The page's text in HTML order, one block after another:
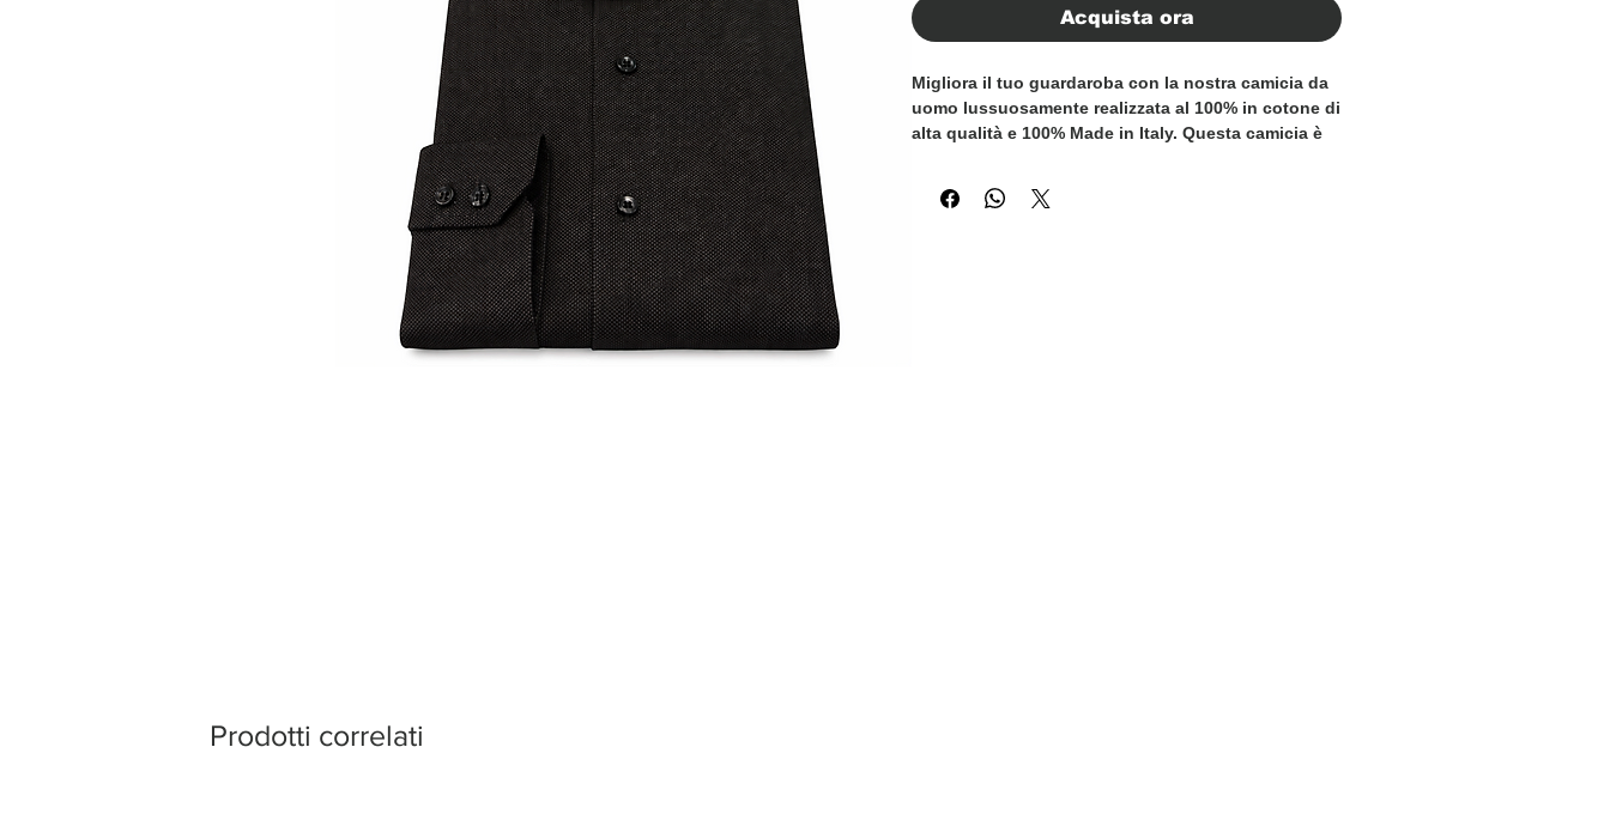
Acquista ora
Migliora il tuo guardaroba con la nostra camicia da
uomo lussuosamente realizzata al 100% in cotone di
alta qualità e 100% Made in Italy. Questa camicia è
L'attenzione ai dettagli, comprese le cuciture
Prodotti correlati